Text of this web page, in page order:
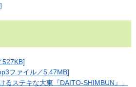
527KB]
ファイル／5.47MB]
るステキな大東『DAITO-SHIMBUN』」